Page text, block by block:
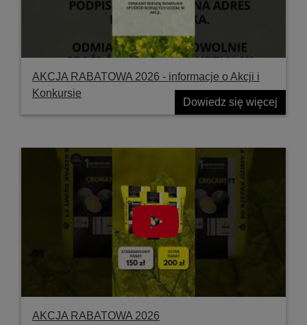
AKCJA RABATOWA 2026 - informacje o Akcji i
Konkursie
Dowiedz się więcej
AKCJA RABATOWA 2026